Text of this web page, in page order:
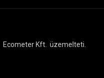
Ecometer Kft. üzemelteti.